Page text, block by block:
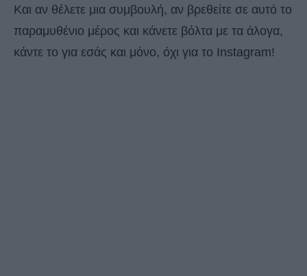
Και αν θέλετε μια συμβουλή, αν βρεθείτε σε αυτό το
παραμυθένιο μέρος και κάνετε βόλτα με τα άλογα,
κάντε το για εσάς και μόνο, όχι για το Instagram!